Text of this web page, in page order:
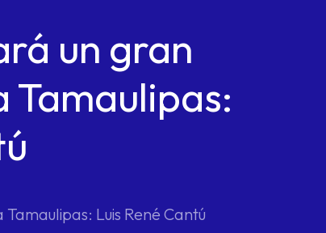
un gran
Luis René Cantú